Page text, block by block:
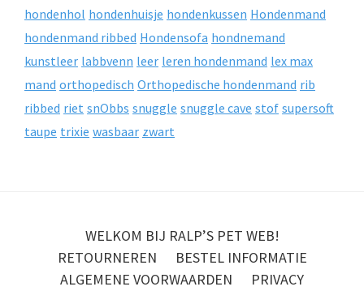
hondenhol hondenhuisje hondenkussen Hondenmand
hondenmand ribbed Hondensofa hondnemand
kunstleer labbvenn leer leren hondenmand lex max
mand orthopedisch Orthopedische hondenmand rib
ribbed riet snObbs snuggle snuggle cave stof supersoft
taupe trixie wasbaar zwart
WELKOM BIJ RALP’S PET WEB!
RETOURNEREN
BESTEL INFORMATIE
ALGEMENE VOORWAARDEN
PRIVACY